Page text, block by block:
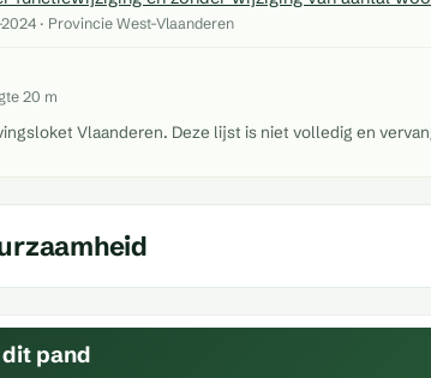
· Provincie West-Vlaanderen
20 m
Vlaanderen. Deze lijst is niet volledig en
pand